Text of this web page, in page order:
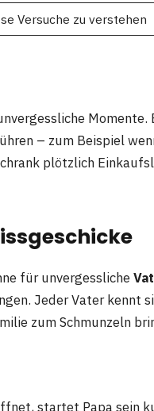
Versuche zu verstehen
Momente.
– zum Beispiel
plötzlich
für unvergessliche
Jeder Vater kennt
zum Schmunzeln
startet Papa sein